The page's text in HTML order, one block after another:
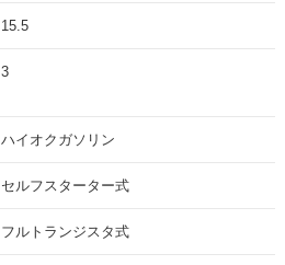
15.5
3
ハイオクガソリン
セルフスターター式
フルトランジスタ式